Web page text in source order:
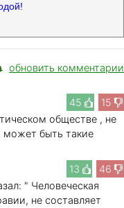
обновить комментарии
45 15
обществе , не
быть такие
13
46
" Человеческая
не составляет